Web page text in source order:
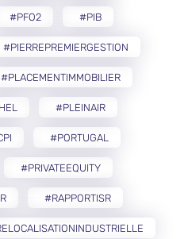
#PFO2 #PIB
#PIERREPREMIERGESTION
#PLACEMENTIMMOBILIER
#PLEINAIR
#PORTUGAL
#PRIVATEEQUITY
#RAPPORTISR